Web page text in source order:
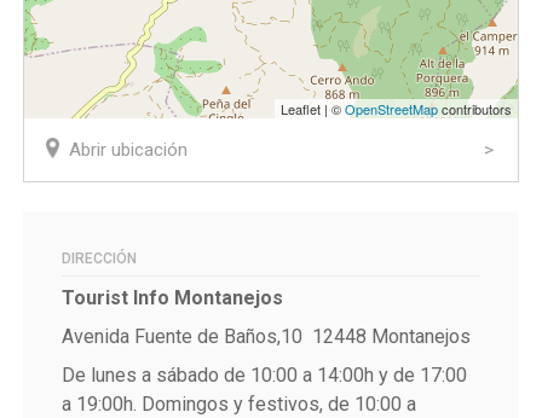
Leaflet | ©OpenStreetMapcontributors
Abrir ubicación
DIRECCIÓN
Tourist Info Montanejos
Avenida Fuente de Baños,10 12448 Montanejos
De lunes a sábado de 10:00 a 14:00h y de 17:00
a 19:00h. Domingos y festivos, de 10:00 a